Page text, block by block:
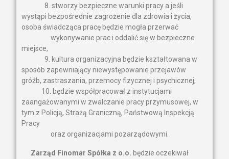
8. stworzy bezpieczne warunki pracy a jeśli
wystąpi bezpośrednie zagrożenie dla zdrowia i życia,
osoba świadcząca pracę będzie mogła przerwać
wykonywanie prac i oddalić się w bezpieczne
miejsce,
9. kultura organizacyjna będzie kształtowana w
sposób zapewniający niewystępowanie przejawów
gróźb, zastraszania, przemocy fizycznej i psychicznej,
10. będzie współpracował z instytucjami
zaangażowanymi w zwalczanie pracy przymusowej, w
tym z Policją, Strażą Graniczną, Państwową Inspekcją
Pracy
oraz organizacjami pozarządowymi.
Zarząd Finomar Spółka z o.o. będzie oczekiwał